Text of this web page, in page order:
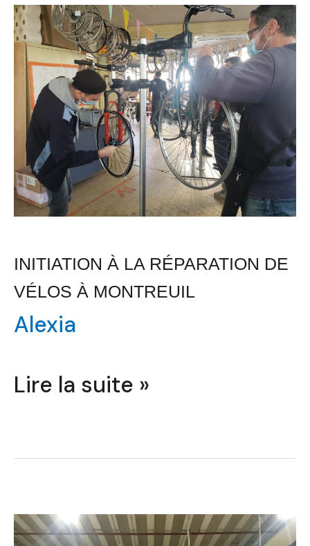
INITIATION À LA RÉPARATION DE
VÉLOS À MONTREUIL
Alexia
Initiation
à
la
réparation
de
vélos
Montreuil
Lire la suite »
Modélisation